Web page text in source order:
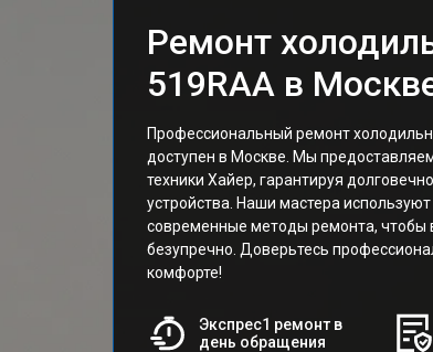
Ремонт
519RAA в
Профессиональный ремонт
доступен в Москве. Мы
техники Хайер, гарантируя
устройства. Наши мастера
современные методы ремонта, чтобы
безупречно. Доверьтесь
комфорте!
Экспрес1 ремонт в
день обращения